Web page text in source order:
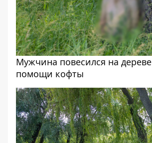
Мужчина повесился на
помощи кофты